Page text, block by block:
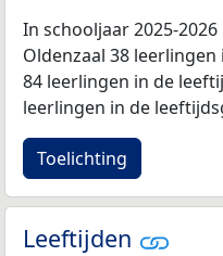
In schooljaar 2025-
Oldenzaal 38
84 leerlingen in de
leerlingen in de
Toelichting
Leeftijden